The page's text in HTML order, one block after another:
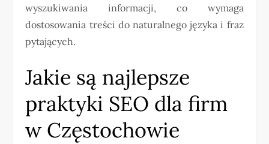
wyszukiwania informacji, co wymaga
dostosowania treści do naturalnego języka i fraz
pytających.
Jakie są najlepsze
praktyki SEO dla firm
w Częstochowie